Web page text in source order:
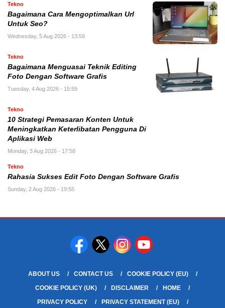
Tekno
Bagaimana Cara Mengoptimalkan Url
Untuk Seo?
Wednesday, 5 Aug 2026 - 13:59
Tekno
Bagaimana Menguasai Teknik Editing
Foto Dengan Software Grafis
Tuesday, 4 Aug 2026 - 15:59
Tekno
10 Strategi Pemasaran Konten Untuk
Meningkatkan Keterlibatan Pengguna Di
Aplikasi Web
Monday, 3 Aug 2026 - 17:58
Tekno
Rahasia Sukses Edit Foto Dengan Software Grafis
Sunday, 2 Aug 2026 - 19:55
ABOUT US CONTACT US
COOKIE POLICY (EU)
COOKIE POLICY (UK)
DISCLAIMER
HOME
PRIVACY POLICY
PRIVACY STATEMENT (EU)